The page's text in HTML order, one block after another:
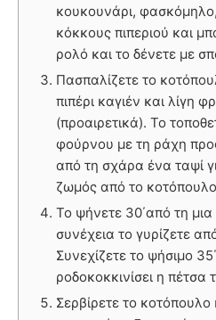
κουκουνάρι,
κόκκους πιπεριού και
ρολό και το δένετε με
Πασπαλίζετε το
πιπέρι καγιέν και λίγη
(προαιρετικά). Το
φούρνου με τη ράχη
από τη σχάρα ένα ταψί
ζωμός από το
Το ψήνετε 30΄από τη
συνέχεια το γυρίζετε
Συνεχίζετε το ψήσιμο
ροδοκοκκινίσει η πέτσα
Σερβίρετε το